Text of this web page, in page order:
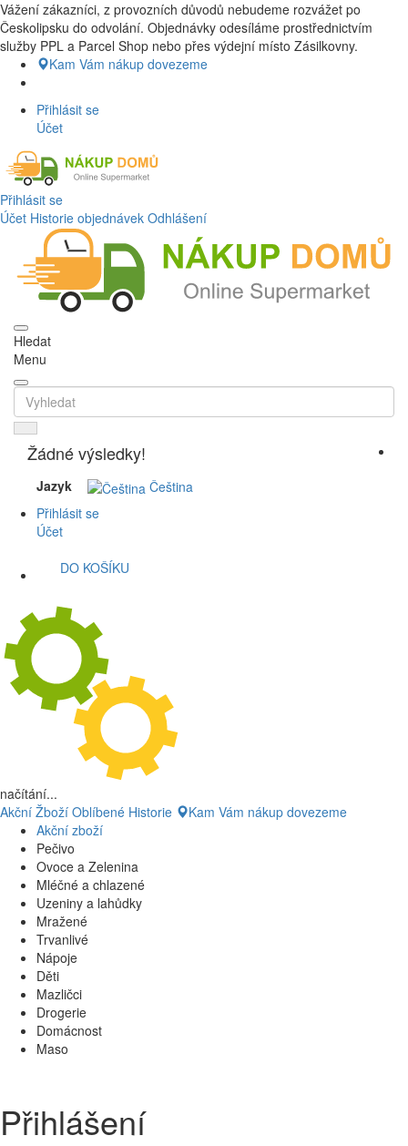
Nákup Potraviny domů, Nákup potraviny online, Čerstvé potraviny
dovezeme až k vašim dveřím. Česká lípa a okolí doprava zdarma.
Nakupdomu.cz
Vážení zákazníci, z provozních důvodů nebudeme rozvážet po
Českolipsku do odvolání. Objednávky odesíláme prostřednictvím
služby PPL a Parcel Shop nebo přes výdejní místo Zásilkovny.
Kam Vám nákup dovezeme
Přihlásit se
Účet
Přihlásit se
Účet Historie objednávek Odhlášení
Hledat
Menu
Žádné výsledky!
Jazyk
Čeština
Přihlásit se
Účet
DO KOŠÍKU
načítání...
Akční Žboží Oblíbené Historie
Kam Vám nákup dovezeme
Akční zboží
Pečivo
Ovoce a Zelenina
Mléčné a chlazené
Uzeniny a lahůdky
Mražené
Trvanlivé
Nápoje
Děti
Mazličci
Drogerie
Domácnost
Maso
Přihlášení